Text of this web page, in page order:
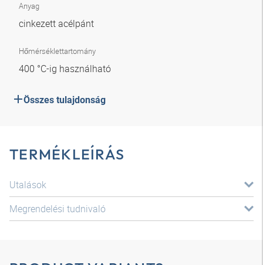
Anyag
cinkezett acélpánt
Hőmérséklettartomány
400 °C-ig használható
Összes tulajdonság
TERMÉKLEÍRÁS
Utalások
Megrendelési tudnivaló